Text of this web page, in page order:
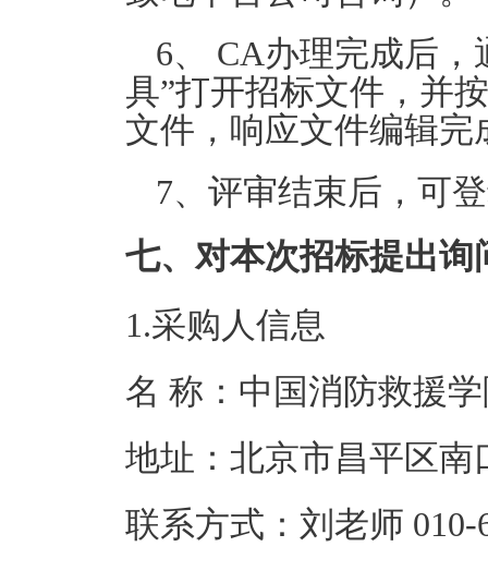
6、 CA办理完成后
具”打开招标文件，并
文件，响应文件编辑
7、评审结束后，可
七、对本次招标提出
1.采购人信息
名 称：中国消
地址：北京市
联系方式：刘老